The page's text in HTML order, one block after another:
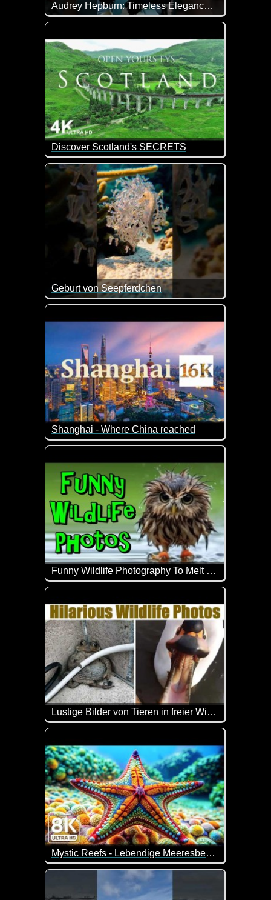
Audrey Hepburn: Timeless Elegance That Still Captivates
Audrey Hepburn ist eine beeindruckende
Discover Scotland's SECRETS
Wunderschöne Eindrücke von Schottland.
Geburt von Seepferdchen
Was für ein tolles Video über die Geburt von
Shanghai - Where China reached
Shanghai, die größte Stadt Chinas und ein
Funny Wildlife Photography To Melt Your Heart
Super schöne und auch lustige Bilder von Tieren
Lustige Bilder von Tieren in freier Wildbahn
Die Texte sind zwar in Englisch, aber die schönen
Mystic Reefs - Lebendige Meeresbewohner und beruhigende Meeresgeräusche
Wenn du viel Zeit hast und Lust, dir tolle